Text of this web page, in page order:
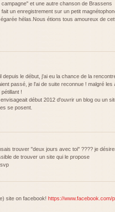
campagne" et une autre chanson de Brassens
un enregistrement sur un petit
hélas.Nous étions tous amoureux de
depuis le début, j'ai eu la chance de la
passé, je l'ai de suite reconnue ! malgré
!
début 2012 d'ouvrir un blog ou un
se posent.
trouver "deux jours avec toi" ???? je
de trouver un site qui le propose
site on facebook! https://www.facebook.com/